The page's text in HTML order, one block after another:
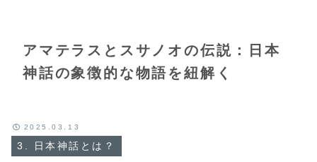
アマテラスとスサノオの伝説：日本
神話の象徴的な物語を紐解く
3. 日本神話とは？
2025.03.13